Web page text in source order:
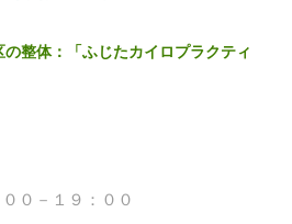
整体：「ふじたカイロプラクティ
０－１９：００